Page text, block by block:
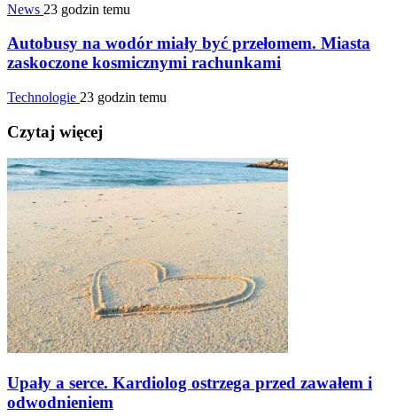
News 23 godzin temu
Autobusy na wodór miały być przełomem. Miasta
zaskoczone kosmicznymi rachunkami
Technologie 23 godzin temu
Czytaj więcej
Upały a serce. Kardiolog ostrzega przed zawałem i
odwodnieniem